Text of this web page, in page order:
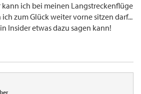
kann ich bei meinen Langstreckenflüge
zum Glück weiter vorne sitzen darf...
Insider etwas dazu sagen kann!